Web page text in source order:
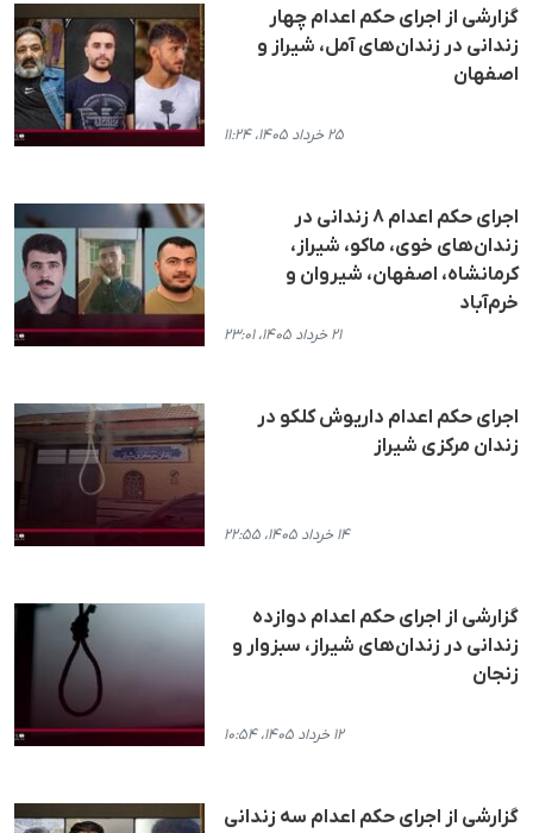
گزارشی از اجرای حکم اعدام چهار
زندانی در زندان‌های آمل، شیراز و
اصفهان
۲۵ خرداد ۱۴۰۵، ۱۱:۲۴
اجرای حکم اعدام ۸ زندانی در
زندان‌های خوی، ماکو، شیراز،
کرمانشاه، اصفهان، شیروان و
خرم‌آباد
۲۱ خرداد ۱۴۰۵، ۲۳:۰۱
اجرای حکم اعدام داریوش کلکو در
زندان مرکزی شیراز
۱۴ خرداد ۱۴۰۵، ۲۲:۵۵
گزارشی از اجرای حکم اعدام دوازده
زندانی در زندان‌های شیراز، سبزوار و
زنجان
۱۲ خرداد ۱۴۰۵، ۱۰:۵۴
گزارشی از اجرای حکم اعدام سه زندانی